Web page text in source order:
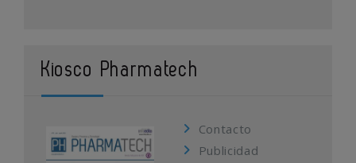
Kiosco Pharmatech
Contacto
Publicidad